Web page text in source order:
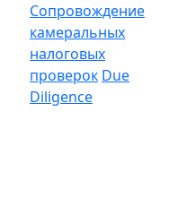
Сопровождение
камеральных
налоговых
проверок Due
Diligence